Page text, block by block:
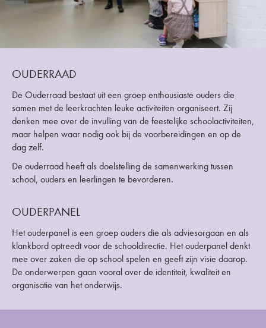
OUDERRAAD
De Ouderraad bestaat uit een groep enthousiaste ouders die
samen met de leerkrachten leuke activiteiten organiseert. Zij
denken mee over de invulling van de feestelijke schoolactiviteiten,
maar helpen waar nodig ook bij de voorbereidingen en op de
dag zelf.
De ouderraad heeft als doelstelling de samenwerking tussen
school, ouders en leerlingen te bevorderen.
OUDERPANEL
Het ouderpanel is een groep ouders die als adviesorgaan en als
klankbord optreedt voor de schooldirectie. Het ouderpanel denkt
mee over zaken die op school spelen en geeft zijn visie daarop.
De onderwerpen gaan vooral over de identiteit, kwaliteit en
organisatie van het onderwijs.